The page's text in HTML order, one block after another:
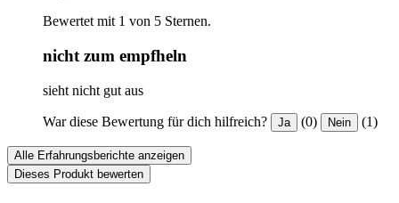
Bewertet mit 1 von 5 Sternen.
nicht zum empfheln
sieht nicht gut aus
War diese Bewertung für dich hilfreich? Ja (0) Nein (1)
Alle Erfahrungsberichte anzeigen
Dieses Produkt bewerten